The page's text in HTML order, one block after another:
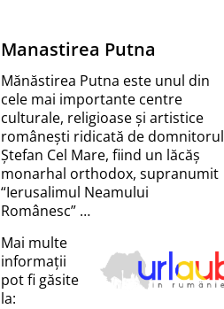
Manastirea Putna
Mănăstirea Putna este unul din
cele mai importante centre
culturale, religioase și artistice
românești ridicată de domnitorul
Ștefan Cel Mare, fiind un lăcăș
monarhal orthodox, supranumit
“Ierusalimul Neamului
Românesc” …
Mai multe
informații
pot fi găsite
la: